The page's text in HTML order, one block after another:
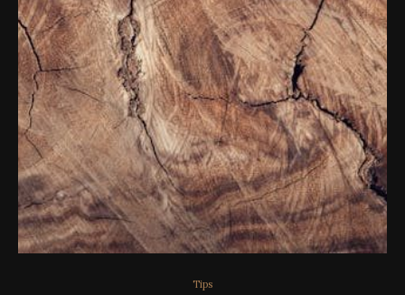
Tips